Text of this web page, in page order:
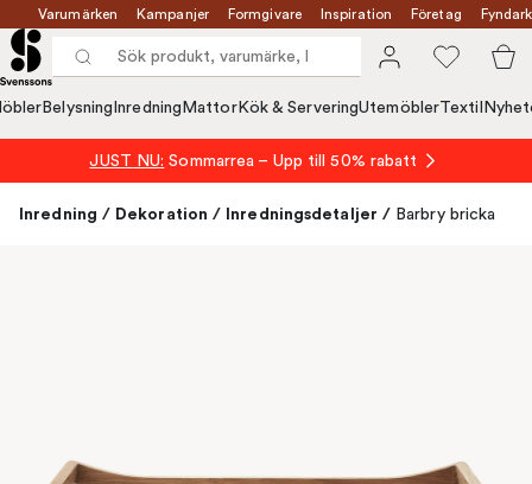
Varumärken Kampanjer Formgivare Inspiration Företag
Belysning Inredning MattorKök & ServeringUtemöblerTextil
JUST NU: Sommarrea – Upp till 50% rabatt
Inredning / Dekoration / Inredningsdetaljer / Barbry bricka